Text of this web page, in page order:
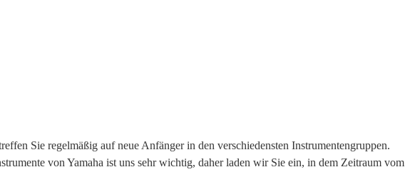
Sie regelmäßig auf neue Anfänger in den verschiedensten Instrumentengruppen.
von Yamaha ist uns sehr wichtig, daher laden wir Sie ein, in dem Zeitraum vom